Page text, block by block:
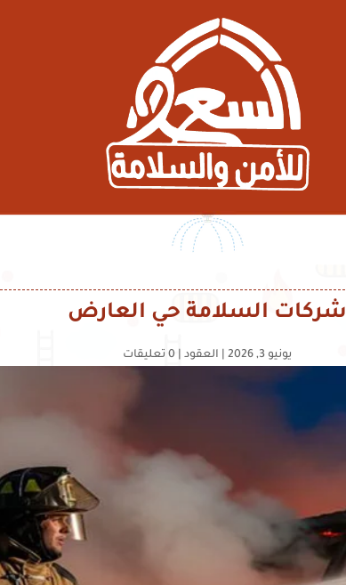
شركات السلامة حي العارض
يونيو 3, 2026 العقود 0 تعليقات